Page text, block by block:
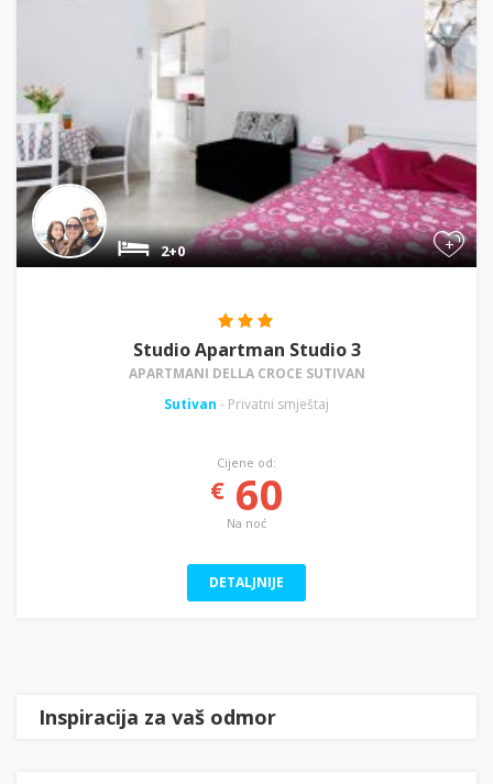
+
2+0
Studio Apartman Studio 3
APARTMANI DELLA CROCE SUTIVAN
Sutivan - Privatni smještaj
Cijene od:
€60
Na noć
DETALJNIJE
Inspiracija za vaš odmor